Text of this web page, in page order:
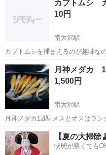
カブトムシ
10円
南大沢駅
カブトムシを捕まえるのが趣味な
えてきます！
東京 八王子市 南大沢駅
月神メダカ
1,500円
南大沢駅
月神メダカ12匹 メスとオスはラン
ます。
東京 八王子市 南大沢駅
【夏の大掃除
状態が悪くても